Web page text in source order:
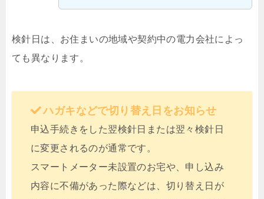
検針日は、お住まいの地域や契約中の電力会社によっ
ても異なります。
ハガキなどで切り替え日をお知らせ
申込手続きをした翌検針日または翌々検針日
に変更されるのが通常です。
スマートメーター未設置のお宅や、申し込み
内容に不備があった際などは、切り替え日が